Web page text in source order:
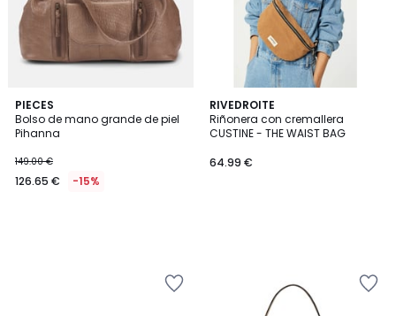
PIECES
Bolso de mano grande de piel
Pihanna
149.00 €
126.65 € -15%
RIVEDROITE
Riñonera con cremallera
CUSTINE - THE WAIST BAG
64.99 €